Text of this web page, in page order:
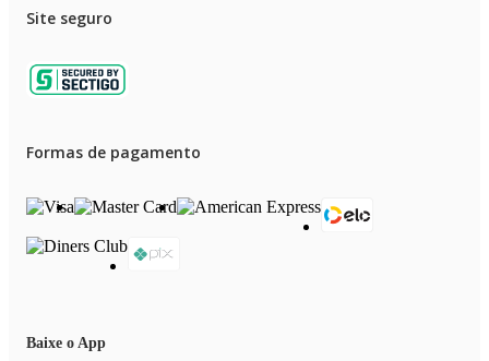
Site seguro
Formas de pagamento
Baixe o App